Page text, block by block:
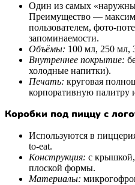
Один из самых
Преимущество —
пользователем, фото-
запоминаемости.
Объёмы: 100 мл, 250 мл,
Внутреннее покрытие:
холодные напитки).
Печать: круговая
корпоративную палитру
Коробки под пиццу с
Используются в
to-eat.
Конструкция: с
плоской формы.
Материалы: